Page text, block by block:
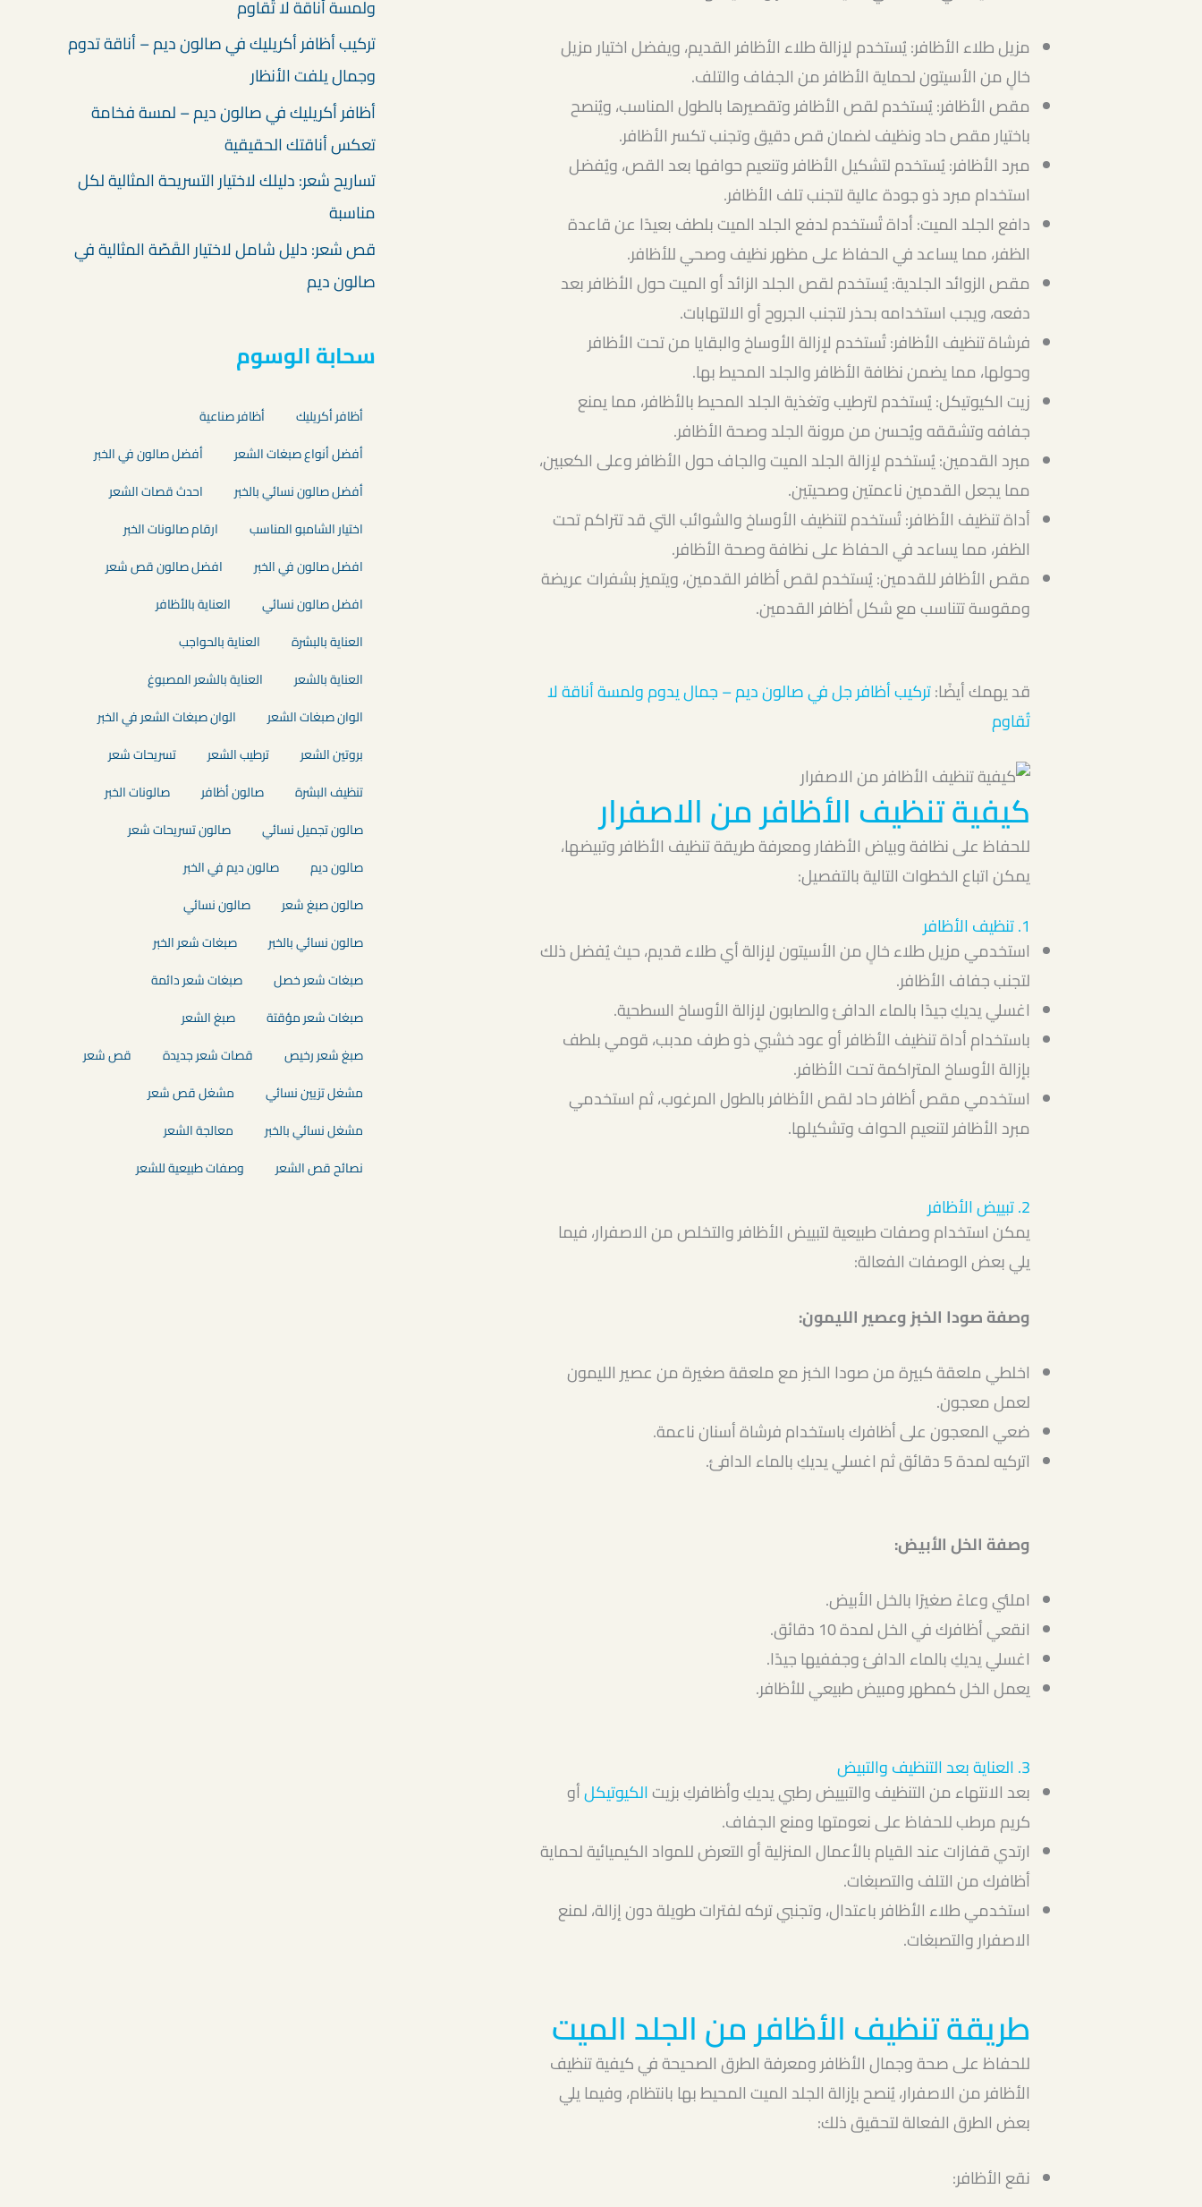
مزيل طلاء الأظافر: يُستخدم لإزالة طلاء الأظافر القديم، ويفضل اختيار مزيل
خالٍ من الأسيتون لحماية الأظافر من الجفاف والتلف.
مقص الأظافر: يُستخدم لقص الأظافر وتقصيرها بالطول المناسب، ويُنصح
باختيار مقص حاد ونظيف لضمان قص دقيق وتجنب تكسر الأظافر.
مبرد الأظافر: يُستخدم لتشكيل الأظافر وتنعيم حوافها بعد القص، ويُفضل
استخدام مبرد ذو جودة عالية لتجنب تلف الأظافر.
دافع الجلد الميت: أداة تُستخدم لدفع الجلد الميت بلطف بعيدًا عن قاعدة
الظفر، مما يساعد في الحفاظ على مظهر نظيف وصحي للأظافر.
مقص الزوائد الجلدية: يُستخدم لقص الجلد الزائد أو الميت حول الأظافر بعد
دفعه، ويجب استخدامه بحذر لتجنب الجروح أو الالتهابات.
فرشاة تنظيف الأظافر: تُستخدم لإزالة الأوساخ والبقايا من تحت الأظافر
وحولها، مما يضمن نظافة الأظافر والجلد المحيط بها.
زيت الكيوتيكل: يُستخدم لترطيب وتغذية الجلد المحيط بالأظافر، مما يمنع
جفافه وتشققه ويُحسن من مرونة الجلد وصحة الأظافر.
مبرد القدمين: يُستخدم لإزالة الجلد الميت والجاف حول الأظافر وعلى الكعبين،
مما يجعل القدمين ناعمتين وصحيتين.
أداة تنظيف الأظافر: تُستخدم لتنظيف الأوساخ والشوائب التي قد تتراكم تحت
الظفر، مما يساعد في الحفاظ على نظافة وصحة الأظافر.
مقص الأظافر للقدمين: يُستخدم لقص أظافر القدمين، ويتميز بشفرات عريضة
ومقوسة تتناسب مع شكل أظافر القدمين.
قد يهمك أيضًا:تركيب أظافر جل في صالون ديم – جمال يدوم ولمسة أناقة لا
تُقاوم
كيفية تنظيف الأظافر من الاصفرار
للحفاظ على نظافة وبياض الأظفار ومعرفة طريقة تنظيف الأظافر وتبيضها،
يمكن اتباع الخطوات التالية بالتفصيل:
1. تنظيف الأظافر
استخدمي مزيل طلاء خالٍ من الأسيتون لإزالة أي طلاء قديم، حيث يُفضل ذلك
لتجنب جفاف الأظافر.
اغسلي يديكِ جيدًا بالماء الدافئ والصابون لإزالة الأوساخ السطحية.
باستخدام أداة تنظيف الأظافر أو عود خشبي ذو طرف مدبب، قومي بلطف
بإزالة الأوساخ المتراكمة تحت الأظافر.
استخدمي مقص أظافر حاد لقص الأظافر بالطول المرغوب، ثم استخدمي
مبرد الأظافر لتنعيم الحواف وتشكيلها.
2. تبييض الأظافر
يمكن استخدام وصفات طبيعية لتبييض الأظافر والتخلص من الاصفرار، فيما
يلي بعض الوصفات الفعالة:
وصفة صودا الخبز وعصير الليمون:
اخلطي ملعقة كبيرة من صودا الخبز مع ملعقة صغيرة من عصير الليمون
لعمل معجون.
ضعي المعجون على أظافرك باستخدام فرشاة أسنان ناعمة.
اتركيه لمدة 5 دقائق ثم اغسلي يديكِ بالماء الدافئ.
وصفة الخل الأبيض:
املئي وعاءً صغيرًا بالخل الأبيض.
انقعي أظافرك في الخل لمدة 10 دقائق.
اغسلي يديكِ بالماء الدافئ وجففيها جيدًا.
يعمل الخل كمطهر ومبيض طبيعي للأظافر.
3. العناية بعد التنظيف والتبيض
بعد الانتهاء من التنظيف والتبييض رطبي يديكِ وأظافركِ بزيتالكيوتيكلأو
كريم مرطب للحفاظ على نعومتها ومنع الجفاف.
ارتدي قفازات عند القيام بالأعمال المنزلية أو التعرض للمواد الكيميائية لحماية
أظافرك من التلف والتصبغات.
استخدمي طلاء الأظافر باعتدال، وتجنبي تركه لفترات طويلة دون إزالة، لمنع
الاصفرار والتصبغات.
طريقة تنظيف الأظافر من الجلد الميت
للحفاظ على صحة وجمال الأظافر ومعرفة الطرق الصحيحة في كيفية تنظيف
الأظافر من الاصفرار، يُنصح بإزالة الجلد الميت المحيط بها بانتظام، وفيما يلي
بعض الطرق الفعالة لتحقيق ذلك:
نقع الأظافر:
ن
:
ولمسة أناقة لا تُقاوم
تركيب أظافر أكريليك في صالون ديم – أناقة تدوم
وجمال يلفت الأنظار
أظافر أكريليك في صالون ديم – لمسة فخامة
تعكس أناقتك الحقيقية
تساريح شعر: دليلك لاختيار التسريحة المثالية لكل
مناسبة
قص شعر: دليل شامل لاختيار القَصّة المثالية في
صالون ديم
سحابة الوسوم
أظافر أكريليك
أظافر صناعية
أفضل أنواع صبغات الشعر
أفضل صالون في الخبر
أفضل صالون نسائي بالخبر
احدث قصات الشعر
اختيار الشامبو المناسب
ارقام صالونات الخبر
افضل صالون في الخبر
افضل صالون قص شعر
افضل صالون نسائي
العناية بالأظافر
العناية بالبشرة
العناية بالحواجب
العناية بالشعر
العناية بالشعر المصبوغ
الوان صبغات الشعر
الوان صبغات الشعر في الخبر
بروتين الشعر
ترطيب الشعر
تسريحات شعر
تنظيف البشرة
صالون أظافر
صالونات الخبر
صالون تجميل نسائي
صالون تسريحات شعر
صالون ديم
صالون ديم في الخبر
صالون صبغ شعر
صالون نسائي
صالون نسائي بالخبر
صبغات شعر الخبر
صبغات شعر خصل
صبغات شعر دائمة
صبغات شعر مؤقتة
صبغ الشعر
صبغ شعر رخيص
قصات شعر جديدة
قص شعر
مشغل تزيين نسائي
مشغل قص شعر
مشغل نسائي بالخبر
معالجة الشعر
نصائح قص الشعر
وصفات طبيعية للشعر